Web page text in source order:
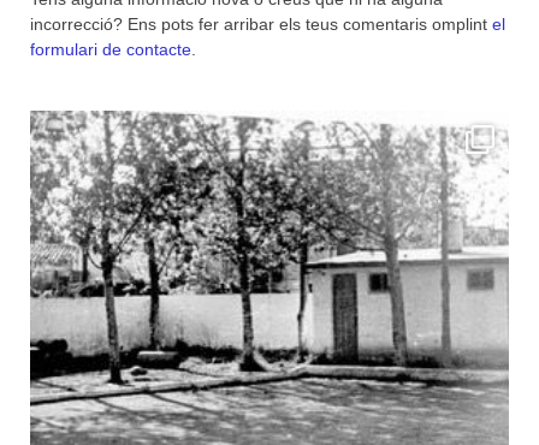
incorrecció? Ens pots fer arribar els teus comentaris omplint el
formulari de contacte.